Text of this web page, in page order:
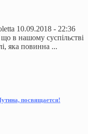
10.09.2018 - 22:36
в нашому суспільстві
яка повинна ...
посвящается!